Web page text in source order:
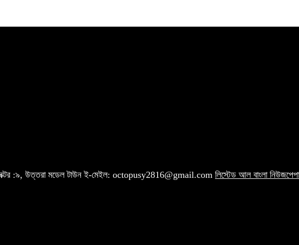
:৯, উত্তরা মডেল টাউন ই-মেইল: octopusy2816@gmail.com লিস্টেড আল বাংলা